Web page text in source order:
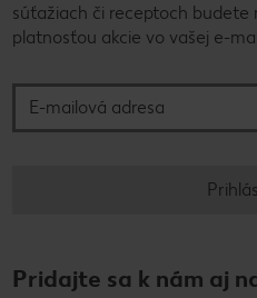
súťažiach či receptoch budete
platnosťou akcie vo vašej e-
Pridajte sa k nám aj